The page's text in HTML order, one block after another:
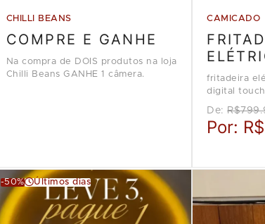
CHILLI BEANS
COMPRE E GANHE
Na compra de DOIS produtos na loja
Chilli Beans GANHE 1 câmera.
CAMICADO
fritadeira
digital
Camicado
De:
Por:
-50% Últimos dias